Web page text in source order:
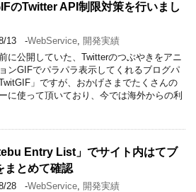
のTwitter API制限対策を行いまし
13 -WebService, 開発実績
に公開していた、Twitterのつぶやきをアニ
ンGIFでパラパラ表示してくれるブログパ
」ですが、おかげさまでたくさんの
に使って頂いており、今では海外からの利
Entry List」でサイト内はてブ
まとめて確認
28 -WebService, 開発実績